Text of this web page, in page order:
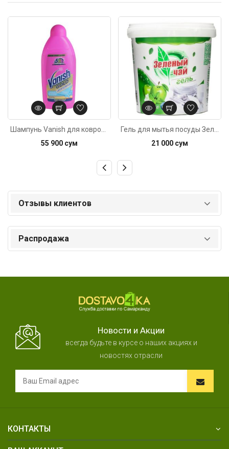
55 900 сум
21 000 сум
Код: 4569
Отзывы клиентов
Распродажа
Новости и Акции
всегда будьте в курсе о наших акциях и
новостях отрасли
КОНТАКТЫ